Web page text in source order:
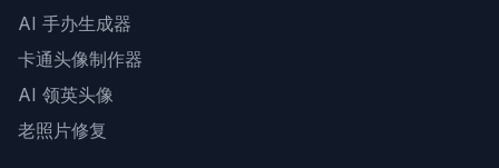
AI 手办生成器
卡通头像制作器
AI 领英头像
老照片修复